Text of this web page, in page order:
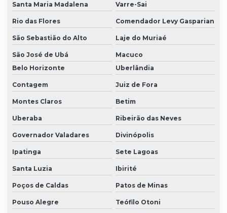
Santa Maria Madalena Varre-Sai
Rio das Flores Comendador Levy Gasparian
São Sebastião do Alto Laje do Muriaé
São José de Ubá
Macuco
Belo Horizonte
Uberlândia
Contagem Juiz de Fora
Montes Claros Betim
Uberaba Ribeirão das Neves
Governador Valadares Divinópolis
Ipatinga Sete Lagoas
Santa Luzia Ibirité
Poços de Caldas Patos de Minas
Pouso Alegre Teófilo Otoni